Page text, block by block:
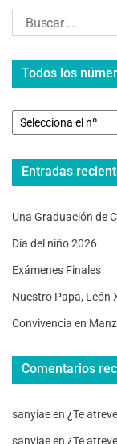
Todos los
Entradas
Una Graduación de
Día del niño 2026
Exámenes Finales
Nuestro Papa, León
Convivencia en
Comentarios
sanyiaeen ¿Te
sanyiaeen ¿Te